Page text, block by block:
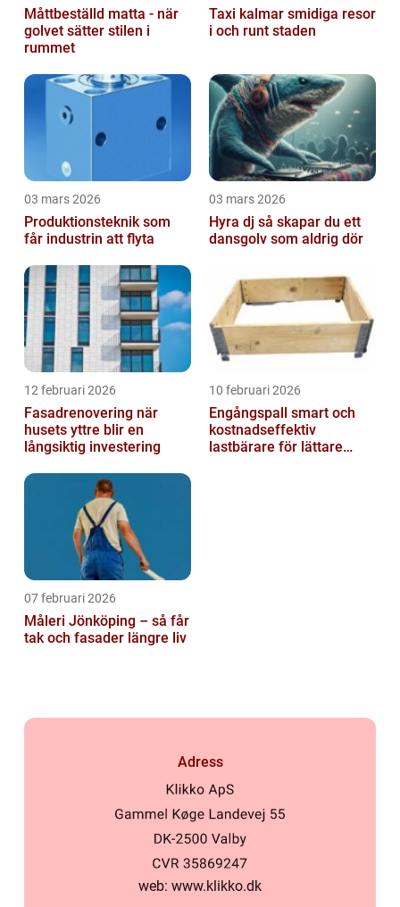
Måttbeställd matta - när
golvet sätter stilen i
rummet
Taxi kalmar smidiga resor
i och runt staden
03 mars 2026
Produktionsteknik som
får industrin att flyta
03 mars 2026
Hyra dj så skapar du ett
dansgolv som aldrig dör
12 februari 2026
Fasadrenovering när
husets yttre blir en
långsiktig investering
10 februari 2026
Engångspall smart och
kostnadseffektiv
lastbärare för lättare
07 februari 2026
Måleri Jönköping – så får
tak och fasader längre liv
Adress
web: www.klikko.dk